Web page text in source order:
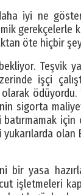
iyi ne
gerekçelerle
öte hiçbir
Teşvik
işçi
ödüyordu.
sigorta
için
bir yasa
işletmeleri